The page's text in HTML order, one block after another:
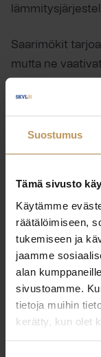
Suostumus
Tämä sivusto
Käytämme
räätälöimiseen,
tukemiseen ja
jaamme
alan
sivustoamme.
tietoja muihin
kerätty, kun olet
Saarimökit
mutta ne
ovat kriittisiä
etukäteen.
Tämän hetken
hyvin
mökkialueet
Pirkanmaa ja
asemansa